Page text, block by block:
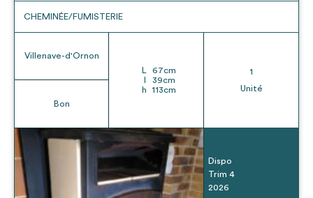
CHEMINÉE/FUMISTERIE
Villenave-d'Ornon
Bon
L 67cm
39cm
h
113cm
1
Unité
Dispo
Trim 4
2026